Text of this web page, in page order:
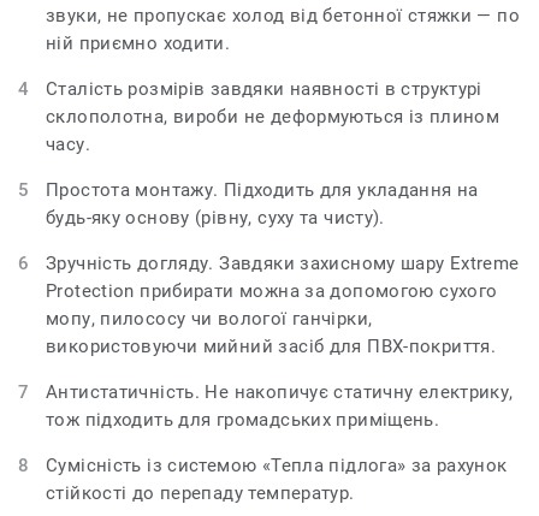
звуки, не пропускає холод від бетонної стяжки — по
ній приємно ходити.
Сталість розмірів завдяки наявності в структурі
склополотна, вироби не деформуються із плином
часу.
Простота монтажу. Підходить для укладання на
будь-яку основу (рівну, суху та чисту).
Зручність догляду. Завдяки захисному шару Extreme
Protection прибирати можна за допомогою сухого
мопу, пилососу чи вологої ганчірки,
використовуючи мийний засіб для ПВХ-покриття.
Антистатичність. Не накопичує статичну електрику,
тож підходить для громадських приміщень.
Сумісність із системою «Тепла підлога» за рахунок
стійкості до перепаду температур.